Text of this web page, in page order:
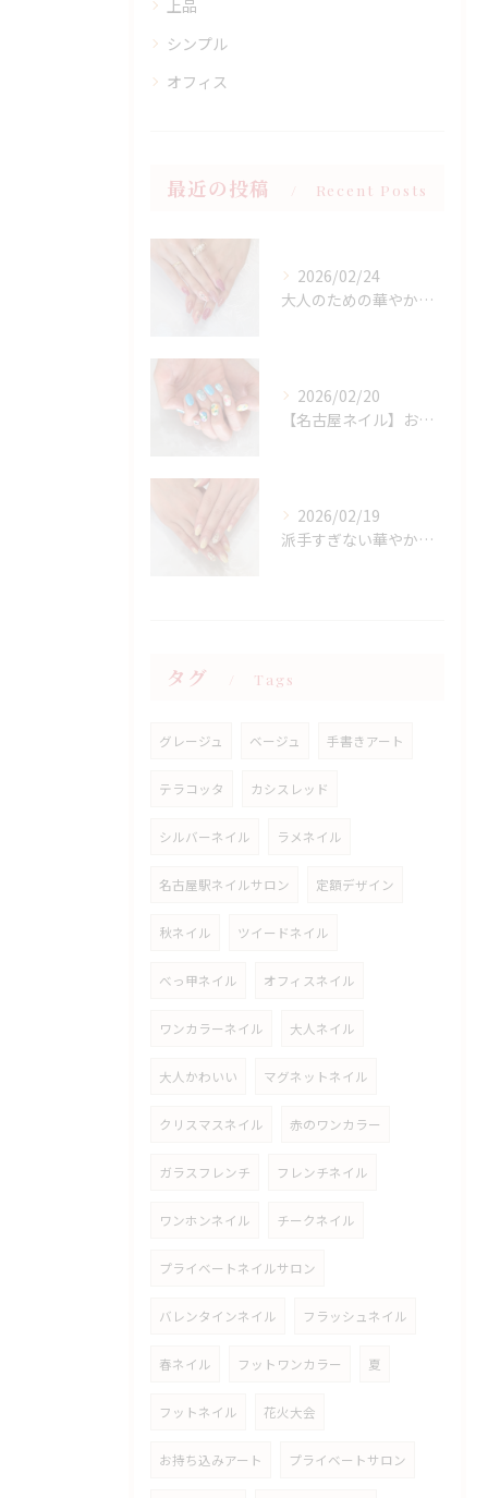
上品
シンプル
オフィス
最近の投稿 Recent Posts
2026/02/24
大人のための華やかラメピンクネイル
2026/02/20
【名古屋ネイル】お持ち込みニュアンスアート×春フラワーデザイン
2026/02/19
派手すぎない華やかさ◎上品イエローネイル特集
タグ Tags
グレージュ ベージュ 手書きアート
テラコッタ カシスレッド
シルバーネイル ラメネイル
名古屋駅ネイルサロン 定額デザイン
秋ネイル ツイードネイル
べっ甲ネイル オフィスネイル
ワンカラーネイル 大人ネイル
大人かわいい マグネットネイル
クリスマスネイル 赤のワンカラー
ガラスフレンチ フレンチネイル
ワンホンネイル チークネイル
プライベートネイルサロン
バレンタインネイル フラッシュネイル
春ネイル フットワンカラー 夏
フットネイル 花火大会
お持ち込みアート プライベートサロン